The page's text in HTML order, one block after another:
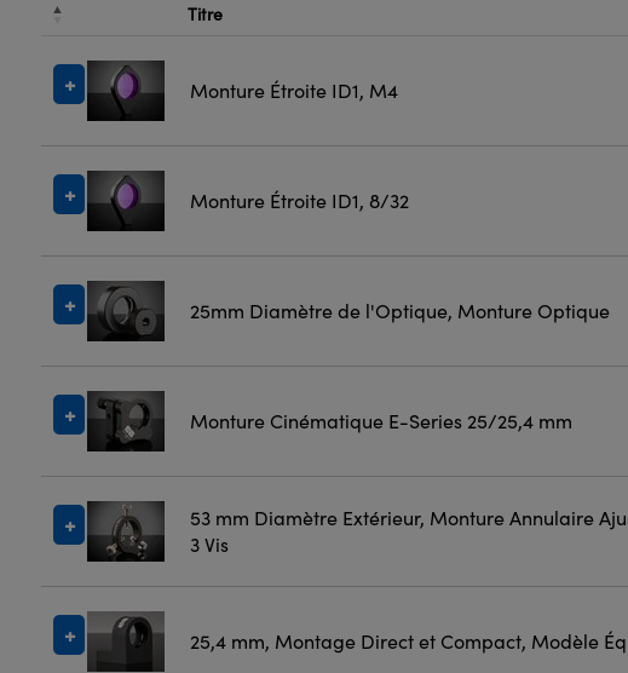
Titre
Monture Étroite ID1, M4
Monture Étroite ID1, 8/32
25mm Diamètre de l'Optique, Monture Optique
Monture Cinématique E-Series 25/25,4 mm
53 mm Diamètre Extérieur, Monture Annulaire
3 Vis
25,4 mm, Montage Direct et Compact, Modèle